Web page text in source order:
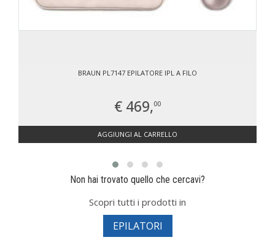
BRAUN PL7147 EPILATORE IPL A FILO
€ 469,00
AGGIUNGI AL CARRELLO
Non hai trovato quello che cercavi?
Scopri tutti i prodotti in
EPILATORI